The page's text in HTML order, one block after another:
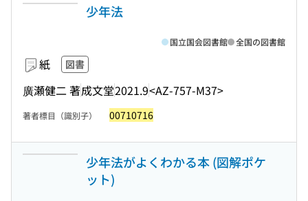
少年法
紙 図書
廣瀬健二 著成文堂2021.9<AZ-757-M37>
国立国会図書館 全国の図書館
著者標目（識別子） 00710716
少年法がよくわかる本 (図解ポケ
ット)